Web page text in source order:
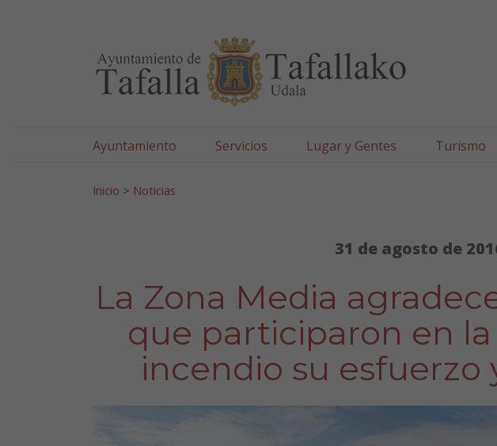
Ayuntamiento Servicios Lugar y Gentes Turismo
Inicio > Noticias
31 de agosto de
La Zona Media
que participaron en
incendio su esfuerzo